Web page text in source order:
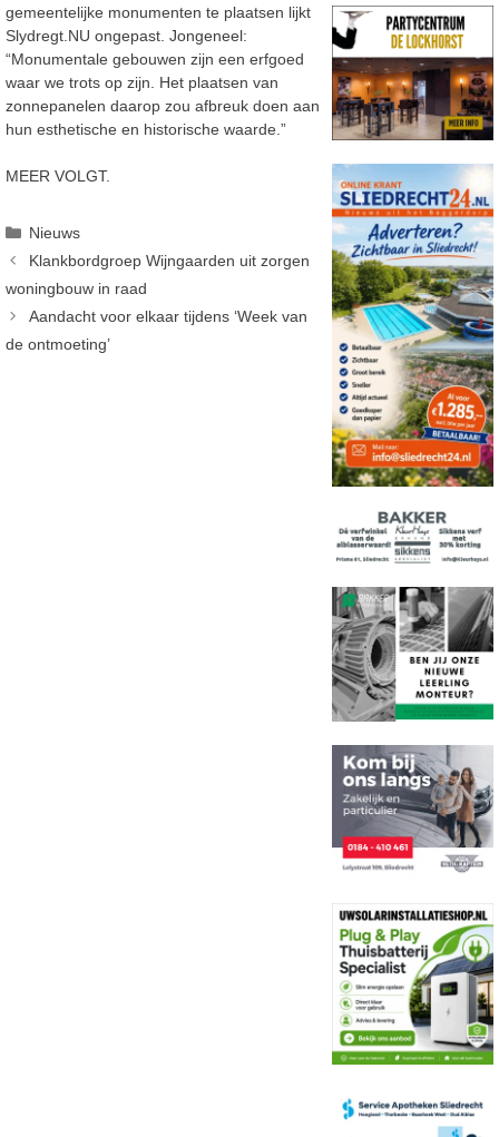
gemeentelijke monumenten te plaatsen lijkt
Slydregt.NU ongepast. Jongeneel:
“Monumentale gebouwen zijn een erfgoed
waar we trots op zijn. Het plaatsen van
zonnepanelen daarop zou afbreuk doen aan
hun esthetische en historische waarde.”
MEER VOLGT.
Categorieën
Nieuws
Klankbordgroep Wijngaarden uit zorgen
woningbouw in raad
Aandacht voor elkaar tijdens ‘Week van
de ontmoeting’